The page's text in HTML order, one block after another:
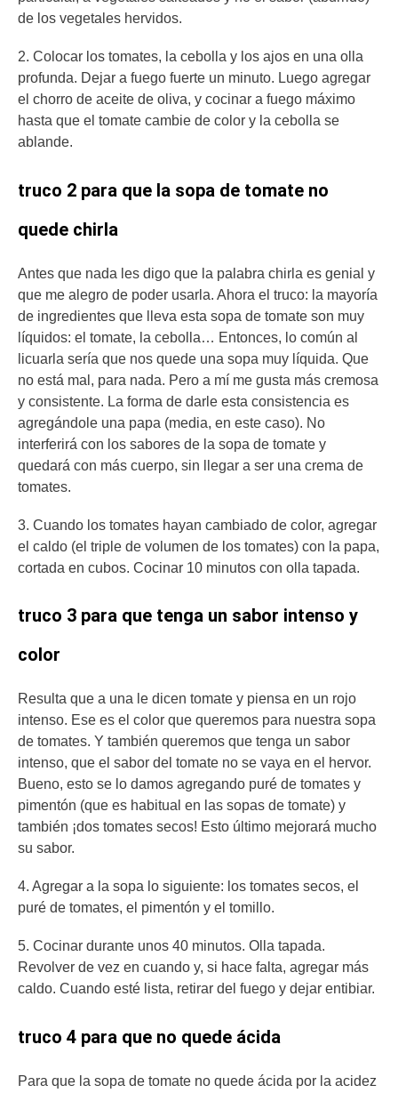
de los vegetales hervidos.
2. Colocar los tomates, la cebolla y los ajos en una olla
profunda. Dejar a fuego fuerte un minuto. Luego agregar
el chorro de aceite de oliva, y cocinar a fuego máximo
hasta que el tomate cambie de color y la cebolla se
ablande.
truco 2 para que la sopa de tomate no
quede chirla
Antes que nada les digo que la palabra chirla es genial y
que me alegro de poder usarla. Ahora el truco: la mayoría
de ingredientes que lleva esta sopa de tomate son muy
líquidos: el tomate, la cebolla… Entonces, lo común al
licuarla sería que nos quede una sopa muy líquida. Que
no está mal, para nada. Pero a mí me gusta más cremosa
y consistente. La forma de darle esta consistencia es
agregándole una papa (media, en este caso). No
interferirá con los sabores de la sopa de tomate y
quedará con más cuerpo, sin llegar a ser una crema de
tomates.
3. Cuando los tomates hayan cambiado de color, agregar
el caldo (el triple de volumen de los tomates) con la papa,
cortada en cubos. Cocinar 10 minutos con olla tapada.
truco 3 para que tenga un sabor intenso y
color
Resulta que a una le dicen tomate y piensa en un rojo
intenso. Ese es el color que queremos para nuestra sopa
de tomates. Y también queremos que tenga un sabor
intenso, que el sabor del tomate no se vaya en el hervor.
Bueno, esto se lo damos agregando puré de tomates y
pimentón (que es habitual en las sopas de tomate) y
también ¡dos tomates secos! Esto último mejorará mucho
su sabor.
4. Agregar a la sopa lo siguiente: los tomates secos, el
puré de tomates, el pimentón y el tomillo.
5. Cocinar durante unos 40 minutos. Olla tapada.
Revolver de vez en cuando y, si hace falta, agregar más
caldo. Cuando esté lista, retirar del fuego y dejar entibiar.
truco 4 para que no quede ácida
Para que la sopa de tomate no quede ácida por la acidez